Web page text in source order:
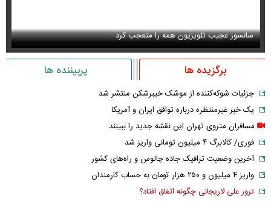
سانسور عجیب تلویزیون همه را متعجب کرد
برگزیده ها پربیننده ها
جزئیات شوکه‌کننده از موشک خیبرشکن منتشر شد
یک خبر غیرمنتظره درباره توافق ایران و آمریکا
مسافران متروی تهران این نقشه جدید را ببینند
فوری/ کالابرگ ۴ میلیون تومانی واریز شد
آخرین وضعیت ترافیک جاده چالوس و راه‌های کشور
واریز ۴ میلیون و ۲۵۰ هزار تومان به حساب کارمندان
ترور علی لاریجانی چگونه اتفاق افتاد؟